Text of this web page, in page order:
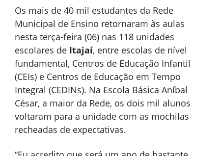
Os mais de 40 mil estudantes da Rede
Municipal de Ensino retornaram às aulas
nesta terça-feira (06) nas 118 unidades
escolares de Itajaí, entre escolas de nível
fundamental, Centros de Educação Infantil
(CEIs) e Centros de Educação em Tempo
Integral (CEDINs). Na Escola Básica Aníbal
César, a maior da Rede, os dois mil alunos
voltaram para a unidade com as mochilas
recheadas de expectativas.